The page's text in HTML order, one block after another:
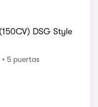
DSG Style
5 puertas